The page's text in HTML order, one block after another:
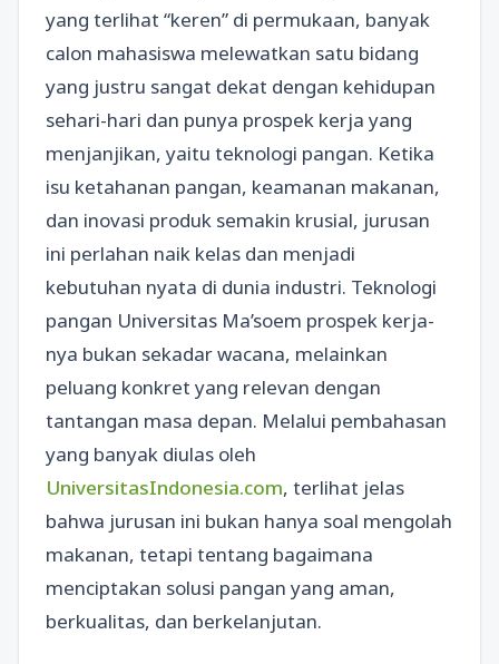
yang terlihat “keren” di permukaan, banyak
calon mahasiswa melewatkan satu bidang
yang justru sangat dekat dengan kehidupan
sehari-hari dan punya prospek kerja yang
menjanjikan, yaitu teknologi pangan. Ketika
isu ketahanan pangan, keamanan makanan,
dan inovasi produk semakin krusial, jurusan
ini perlahan naik kelas dan menjadi
kebutuhan nyata di dunia industri. Teknologi
pangan Universitas Ma’soem prospek kerja-
nya bukan sekadar wacana, melainkan
peluang konkret yang relevan dengan
tantangan masa depan. Melalui pembahasan
yang banyak diulas oleh
UniversitasIndonesia.com, terlihat jelas
bahwa jurusan ini bukan hanya soal mengolah
makanan, tetapi tentang bagaimana
menciptakan solusi pangan yang aman,
berkualitas, dan berkelanjutan.